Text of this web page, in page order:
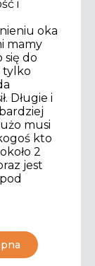
i
oka
mamy
się do
tylko
Długie i
musi
kto
2
jest